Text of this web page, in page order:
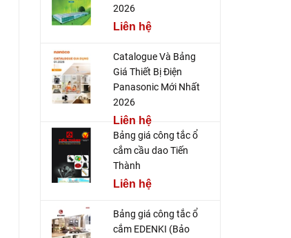
2026
Liên hệ
Catalogue Và Bảng
Giá Thiết Bị Điện
Panasonic Mới Nhất
2026
Liên hệ
Bảng giá công tắc ổ
cắm cầu dao Tiến
Thành
Liên hệ
Bảng giá công tắc ổ
cắm EDENKI (Bảo